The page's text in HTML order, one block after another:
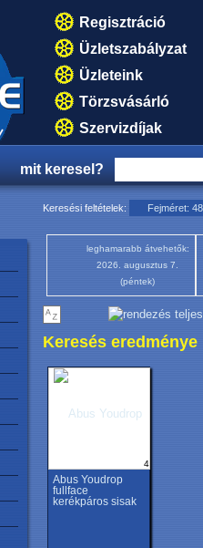
Regisztráció
Üzletszabályzat
Üzleteink
Törzsvásárló
Szervizdíjak
mit keresel?
Keresési feltételek: Fejméret:
leghamarabb átvehetők:
2026. augusztus 7.
(péntek)
Keresés eredménye
4
Abus Youdrop
fullface
kerékpáros sisak